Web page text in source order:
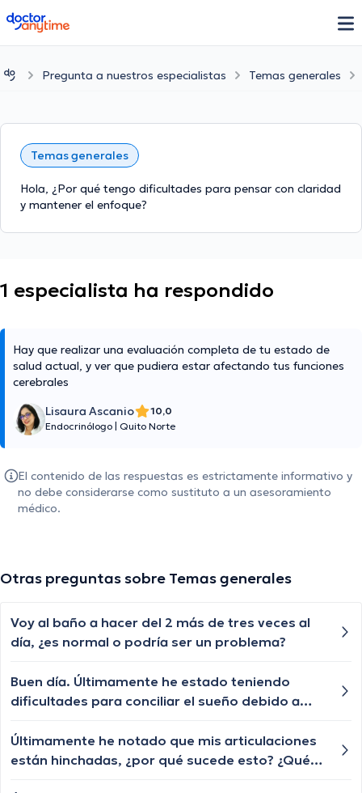
doctoranytime
Pregunta a nuestros especialistas Temas generales
Temas generales
Hola, ¿Por qué tengo dificultades para pensar con claridad
y mantener el enfoque?
1 especialista ha respondido
Hay que realizar una evaluación completa de tu estado de
salud actual, y ver que pudiera estar afectando tus funciones
cerebrales
Lisaura Ascanio
10,0
Endocrinólogo Quito Norte
El contenido de las respuestas es estrictamente informativo y
no debe considerarse como sustituto a un asesoramiento
médico.
Otras preguntas sobre Temas generales
Voy al baño a hacer del 2 más de tres veces al
día, ¿es normal o podría ser un problema?
Buen día. Últimamente he estado teniendo
dificultades para conciliar el sueño debido a
para dormir mejor?
Últimamente he notado que mis articulaciones
están hinchadas, ¿por qué sucede esto? ¿Qué